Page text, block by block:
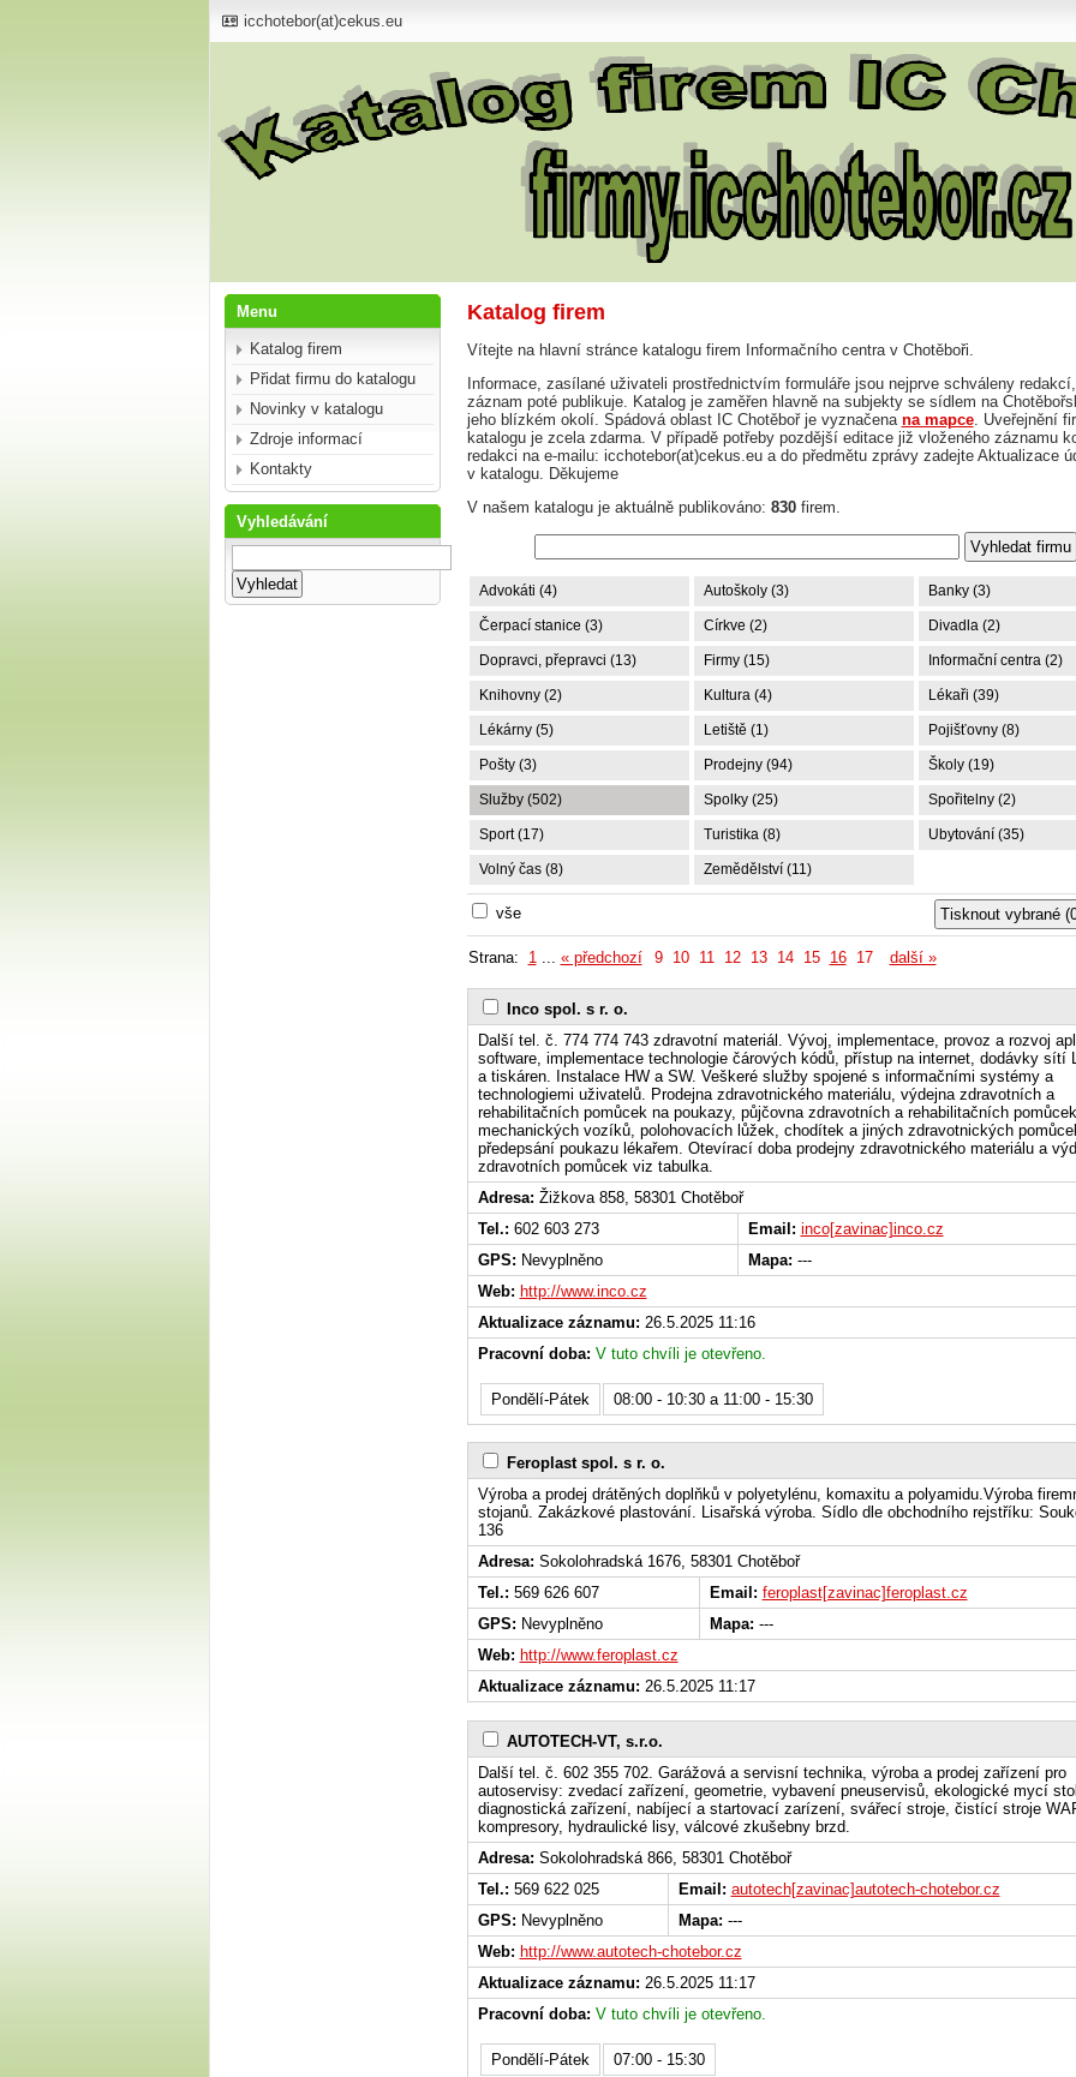
icchotebor(at)cekus.eu
Menu
Katalog firem
Přidat firmu do katalogu
Novinky v katalogu
Zdroje informací
Kontakty
Vyhledávání
Katalog firem
Vítejte na hlavní stránce katalogu firem Informačního centra v Chotěboři.
Informace, zasílané uživateli prostřednictvím formuláře jsou nejprve schváleny
záznam poté publikuje. Katalog je zaměřen hlavně na subjekty se sídlem na
jeho blízkém okolí. Spádová oblast IC Chotěboř je vyznačena na mapce. Uveřejnění
katalogu je zcela zdarma. V případě potřeby pozdější editace již vloženého záznamu
redakci na e-mailu: icchotebor(at)cekus.eu a do předmětu zprávy zadejte Aktualizace
v katalogu. Děkujeme
V našem katalogu je aktuálně publikováno: 830 firem.
Advokáti (4) Autoškoly (3) Banky (3)
Čerpací stanice (3) Církve (2) Divadla (2)
Dopravci, přepravci (13) Firmy (15) Informační centra (2)
Knihovny (2) Kultura (4) Lékaři (39)
Lékárny (5) Letiště (1) Pojišťovny (8)
Pošty (3) Prodejny (94) Školy (19)
Služby (502) Spolky (25) Spořitelny (2)
Sport (17) Turistika (8) Ubytování (35)
Volný čas (8) Zemědělství (11)
vše
Strana: 1... « předchozí 9 10 11 12 13 14 15 16 17 další »
Inco spol. s r. o.
Další tel. č. 774 774 743 zdravotní materiál. Vývoj, implementace, provoz a rozvoj
software, implementace technologie čárových kódů, přístup na internet, dodávky sítí
a tiskáren. Instalace HW a SW. Veškeré služby spojené s informačními systémy a
technologiemi uživatelů. Prodejna zdravotnického materiálu, výdejna zdravotních a
rehabilitačních pomůcek na poukazy, půjčovna zdravotních a rehabilitačních
mechanických vozíků, polohovacích lůžek, chodítek a jiných zdravotnických
předepsání poukazu lékařem. Otevírací doba prodejny zdravotnického materiálu a
zdravotních pomůcek viz tabulka.
Adresa: Žižkova 858, 58301 Chotěboř
Tel.: 602 603 273 Email: inco[zavinac]inco.cz
GPS: Nevyplněno Mapa: ---
Web: http://www.inco.cz
Aktualizace záznamu: 26.5.2025 11:16
Pracovní doba: V tuto chvíli je otevřeno.
Pondělí-Pátek 08:00 - 10:30 a 11:00 - 15:30
Feroplast spol. s r. o.
Výroba a prodej drátěných doplňků v polyetylénu, komaxitu a polyamidu.Výroba
stojanů. Zakázkové plastování. Lisařská výroba. Sídlo dle obchodního rejstříku:
136
Adresa: Sokolohradská 1676, 58301 Chotěboř
Tel.: 569 626 607 Email: feroplast[zavinac]feroplast.cz
GPS: Nevyplněno Mapa: ---
Web: http://www.feroplast.cz
Aktualizace záznamu: 26.5.2025 11:17
AUTOTECH-VT, s.r.o.
Další tel. č. 602 355 702. Garážová a servisní technika, výroba a prodej zařízení pro
autoservisy: zvedací zařízení, geometrie, vybavení pneuservisů, ekologické mycí
diagnostická zařízení, nabíjecí a startovací zarízení, svářecí stroje, čistící stroje
kompresory, hydraulické lisy, válcové zkušebny brzd.
Adresa: Sokolohradská 866, 58301 Chotěboř
Tel.: 569 622 025 Email: autotech[zavinac]autotech-chotebor.cz
GPS: Nevyplněno Mapa: ---
Web: http://www.autotech-chotebor.cz
Aktualizace záznamu: 26.5.2025 11:17
Pracovní doba: V tuto chvíli je otevřeno.
Pondělí-Pátek 07:00 - 15:30